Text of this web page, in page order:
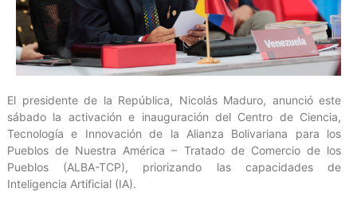
El presidente de la República, Nicolás Maduro, anunció este
sábado la activación e inauguración del Centro de Ciencia,
Tecnología e Innovación de la Alianza Bolivariana para los
Pueblos de Nuestra América – Tratado de Comercio de los
Pueblos (ALBA-TCP), priorizando las capacidades de
Inteligencia Artificial (IA).